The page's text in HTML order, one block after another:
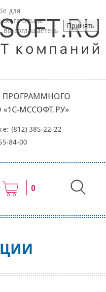
ПРОГРАММНОГО
МССОФТ.РУ»
(812) 385-22-22
84-00
0
для
опыта.
вы соглашаетесь
Принять